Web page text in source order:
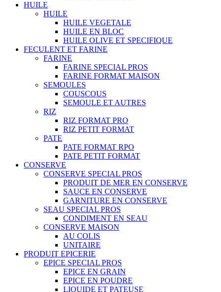
HUILE
HUILE
HUILE VEGETALE
HUILE EN BLOC
HUILE OLIVE ET SPECIFIQUE
FECULENT ET FARINE
FARINE
FARINE SPECIAL PROS
FARINE FORMAT MAISON
SEMOULES
COUSCOUS
SEMOULE ET AUTRES
RIZ
RIZ FORMAT PRO
RIZ PETIT FORMAT
PATE
PATE FORMAT RPO
PATE PETIT FORMAT
CONSERVE
CONSERVE SPECIAL PROS
PRODUIT DE MER EN CONSERVE
SAUCE EN CONSERVE
GARNITURE EN CONSERVE
SEAU SPECIAL PROS
CONDIMENT EN SEAU
CONSERVE MAISON
AU COLIS
UNITAIRE
PRODUIT EPICERIE
EPICE SPECIAL PROS
EPICE EN GRAIN
EPICE EN POUDRE
LIQUIDE ET PATEUSE